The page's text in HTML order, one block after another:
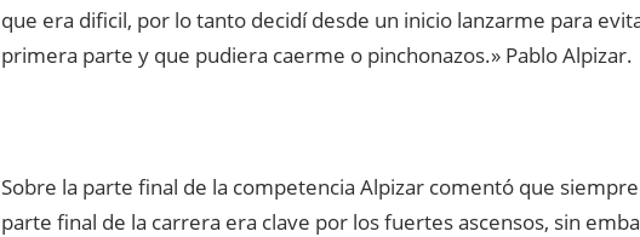
que era dificil, por lo tanto decidí desde un inicio lanzarme para
primera parte y que pudiera caerme o pinchonazos.» Pablo Alpizar.
Sobre la parte final de la competencia Alpizar comentó que
parte final de la carrera era clave por los fuertes ascensos, sin